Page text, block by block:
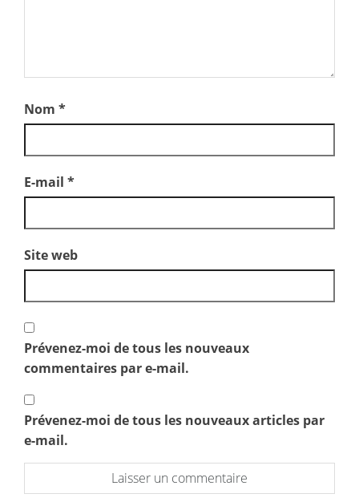
Nom *
E-mail *
Site web
Prévenez-moi de tous les nouveaux
commentaires par e-mail.
Prévenez-moi de tous les nouveaux articles par
e-mail.